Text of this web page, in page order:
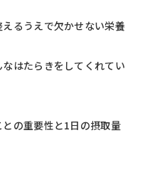
るうえで欠かせない栄養
はたらきをしてくれてい
の重要性と1日の摂取量